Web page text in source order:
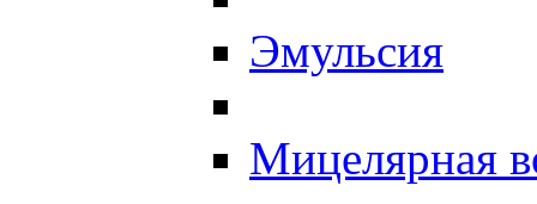
Эмульсия
Мицелярная